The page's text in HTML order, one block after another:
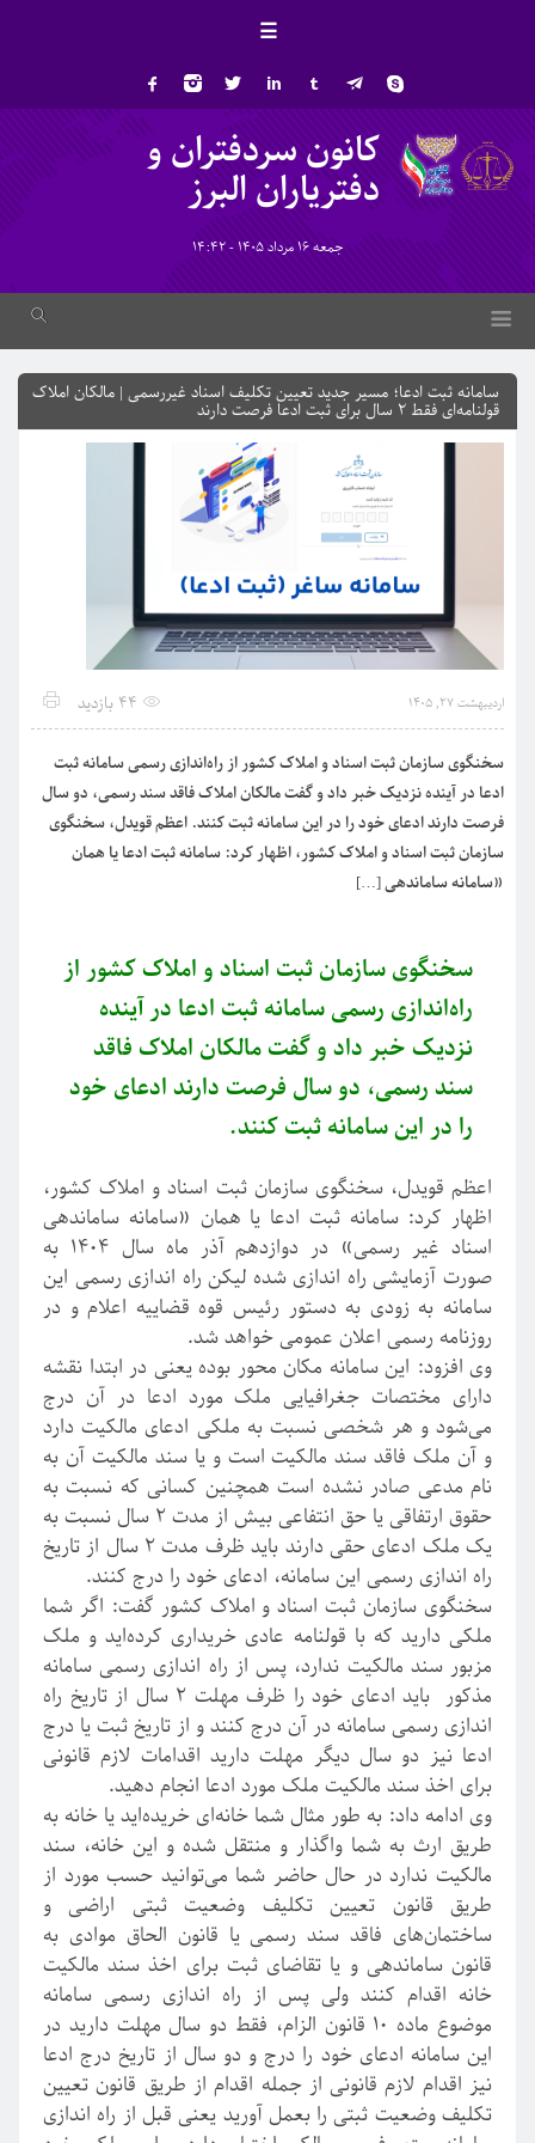
☰
کانون سردفتران و
دفتریاران البرز
جمعه 16 مرداد 1405 - 14:42
سامانه ثبت ادعا؛ مسیر جدید تعیین تکلیف اسناد غیررسمی | مالکان املاک
قولنامه‌ای فقط ۲ سال برای ثبت ادعا فرصت دارند
اردیبهشت 27, 1405 44 بازدید
سخنگوی سازمان ثبت اسناد و املاک کشور از راه‌اندازی رسمی سامانه ثبت
ادعا در آینده نزدیک خبر داد و گفت مالکان املاک فاقد سند رسمی، دو سال
فرصت دارند ادعای خود را در این سامانه ثبت کنند. اعظم قویدل، سخنگوی
سازمان ثبت اسناد و املاک کشور، اظهار کرد: سامانه ثبت ادعا یا همان
«سامانه ساماندهی […]
سخنگوی سازمان ثبت اسناد و املاک کشور از
راه‌اندازی رسمی سامانه ثبت ادعا در آینده
نزدیک خبر داد و گفت مالکان املاک فاقد
سند رسمی، دو سال فرصت دارند ادعای خود
را در این سامانه ثبت کنند.
اعظم قویدل، سخنگوی سازمان ثبت اسناد و املاک کشور،
اظهار کرد: سامانه ثبت ادعا یا همان «سامانه ساماندهی
اسناد غیر رسمی» در دوازدهم آذر ماه سال ۱۴۰۴ به
صورت آزمایشی راه اندازی شده لیکن راه اندازی رسمی این
سامانه به زودی به دستور رئیس قوه قضاییه اعلام و در
روزنامه رسمی اعلان عمومی خواهد شد.
وی افزود: این سامانه مکان محور بوده یعنی در ابتدا نقشه
دارای مختصات جغرافیایی ملک مورد ادعا در آن درج
می‌شود و هر شخصی نسبت به ملکی ادعای مالکیت دارد
و آن ملک فاقد سند مالکیت است و یا سند مالکیت آن به
نام مدعی صادر نشده است همچنین کسانی که نسبت به
حقوق ارتفاقی یا حق انتفاعی بیش از مدت ۲ سال نسبت به
یک ملک ادعای حقی دارند باید ظرف مدت ۲ سال از تاریخ
راه اندازی رسمی این سامانه، ادعای خود را درج کنند.
سخنگوی سازمان ثبت اسناد و املاک کشور گفت: اگر شما
ملکی دارید که با قولنامه عادی خریداری کرده‌اید و ملک
مزبور سند مالکیت ندارد، پس از راه اندازی رسمی سامانه
مذکور باید ادعای خود را ظرف مهلت ۲ سال از تاریخ راه
اندازی رسمی سامانه در آن درج کنند و از تاریخ ثبت یا درج
ادعا نیز دو سال دیگر مهلت دارید اقدامات لازم قانونی
برای اخذ سند مالکیت ملک مورد ادعا انجام دهید.
وی ادامه داد: به طور مثال شما خانه‌ای خریده‌اید یا خانه به
طریق ارث به شما واگذار و منتقل شده و این خانه، سند
مالکیت ندارد در حال حاضر شما می‌توانید حسب مورد از
طریق قانون تعیین تکلیف وضعیت ثبتی اراضی و
ساختمان‌های فاقد سند رسمی یا قانون الحاق موادی به
قانون ساماندهی و یا تقاضای ثبت برای اخذ سند مالکیت
خانه اقدام کنند ولی پس از راه اندازی رسمی سامانه
موضوع ماده ۱۰ قانون الزام، فقط دو سال مهلت دارید در
این سامانه ادعای خود را درج و دو سال از تاریخ درج ادعا
نیز اقدام لازم قانونی از جمله اقدام از طریق قانون تعیین
تکلیف وضعیت ثبتی را بعمل آورید یعنی قبل از راه اندازی